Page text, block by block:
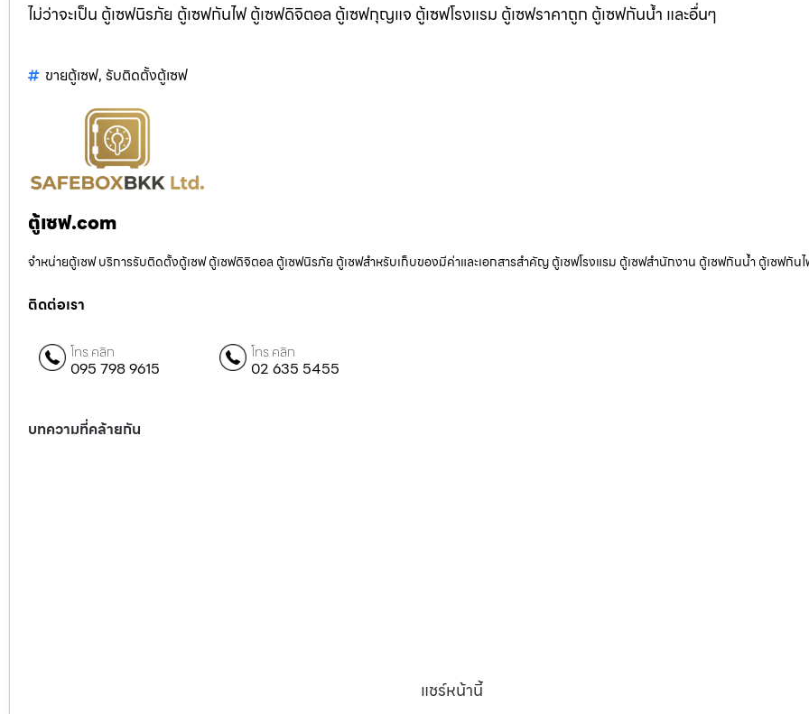
ไม่ว่าจะเป็น ตู้เซฟนิรภัย ตู้เซฟกันไฟ ตู้เซฟดิจิตอล ตู้เซฟกุญแจ ตู้เซฟโรงแรม ตู้เซฟราคาถูก ตู้เซฟกันน้ำ และอื่นๆ
ขายตู้เซฟ, รับติดตั้งตู้เซฟ
ตู้เซฟ.com
จำหน่ายตู้เซฟ บริการรับติดตั้งตู้เซฟ ตู้เซฟดิจิตอล ตู้เซฟนิรภัย ตู้เซฟสำหรับเก็บของมีค่าและเอกสารสำคัญ ตู้เซฟโรงแรม ตู้เซฟสำนักงาน ตู้เซฟกันน้ำ ตู้เซฟกัน
ติดต่อเรา
โทร คลิก
095 798 9615
โทร คลิก
02 635 5455
บทความที่คล้ายกัน
แชร์หน้านี้